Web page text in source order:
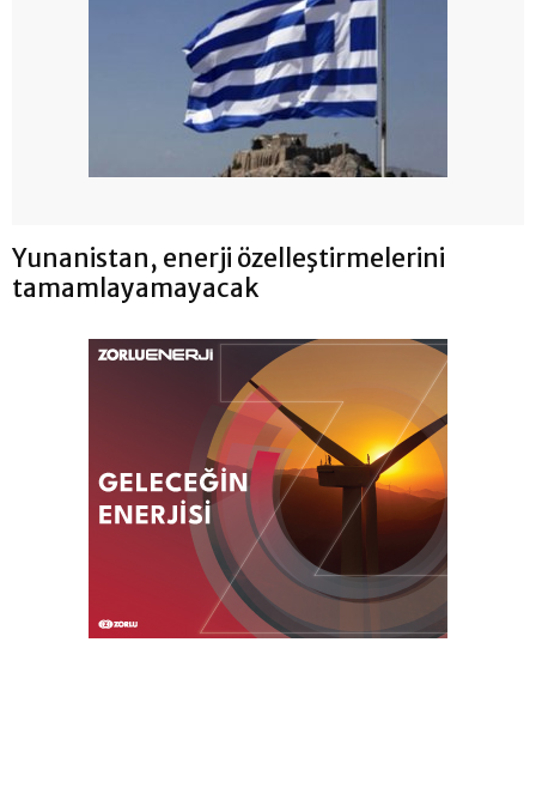
Yunanistan, enerji özelleştirmelerini
tamamlayamayacak